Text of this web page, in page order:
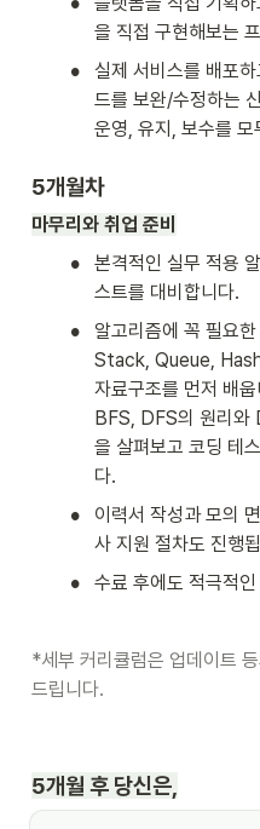
을 직접 구현해보는
•
실제 서비스를 배포
드를 보완/수정하는
운영, 유지, 보수를 모
5개월차
마무리와 취업 준비
•
본격적인 실무 적용
스트를 대비합니다.
•
알고리즘에 꼭 필요
Stack, Queue,
자료구조를 먼저 배
BFS, DFS의 원리와
을 살펴보고 코딩 테
다.
•
이력서 작성과 모의
사 지원 절차도 진행
• 수료 후에도 적극적
*세부 커리큘럼은 업데이트
드립니다.
5개월 후 당신은,